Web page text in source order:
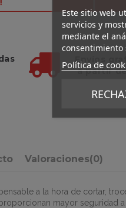
Este sitio web
servicios y
mediante el
consentimiento
Política de
Envíos
a partir
Valoraciones(0)
a la hora de cortar,
mayor seguridad